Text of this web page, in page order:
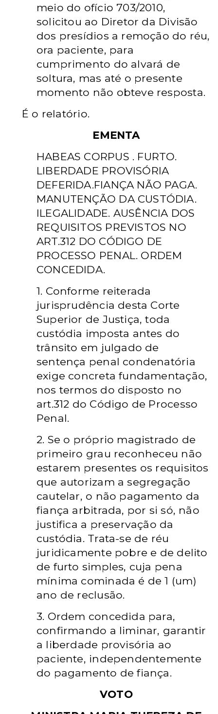
meio do ofício 703/2010,
solicitou ao Diretor da Divisão
dos presídios a remoção do réu,
ora paciente, para
cumprimento do alvará de
soltura, mas até o presente
momento não obteve resposta.
É o relatório.
EMENTA
HABEAS CORPUS . FURTO.
LIBERDADE PROVISÓRIA
DEFERIDA.FIANÇA NÃO PAGA.
MANUTENÇÃO DA CUSTÓDIA.
ILEGALIDADE. AUSÊNCIA DOS
REQUISITOS PREVISTOS NO
ART.312 DO CÓDIGO DE
PROCESSO PENAL. ORDEM
CONCEDIDA.
1. Conforme reiterada
jurisprudência desta Corte
Superior de Justiça, toda
custódia imposta antes do
trânsito em julgado de
sentença penal condenatória
exige concreta fundamentação,
nos termos do disposto no
art.312 do Código de Processo
Penal.
2. Se o próprio magistrado de
primeiro grau reconheceu não
estarem presentes os requisitos
que autorizam a segregação
cautelar, o não pagamento da
fiança arbitrada, por si só, não
justifica a preservação da
custódia. Trata-se de réu
juridicamente pobre e de delito
de furto simples, cuja pena
mínima cominada é de 1 (um)
ano de reclusão.
3. Ordem concedida para,
confirmando a liminar, garantir
a liberdade provisória ao
paciente, independentemente
do pagamento de fiança.
VOTO